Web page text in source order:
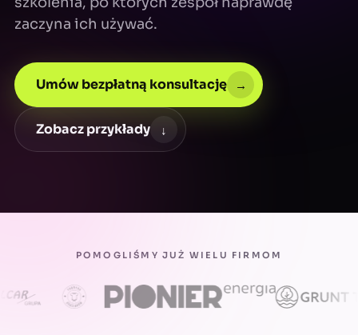
zaczyna ich używać.
Umów bezpłatną konsultację →
Zobacz przykłady ↓
POMOGLIŚMY JUŻ WIELU FIRMOM